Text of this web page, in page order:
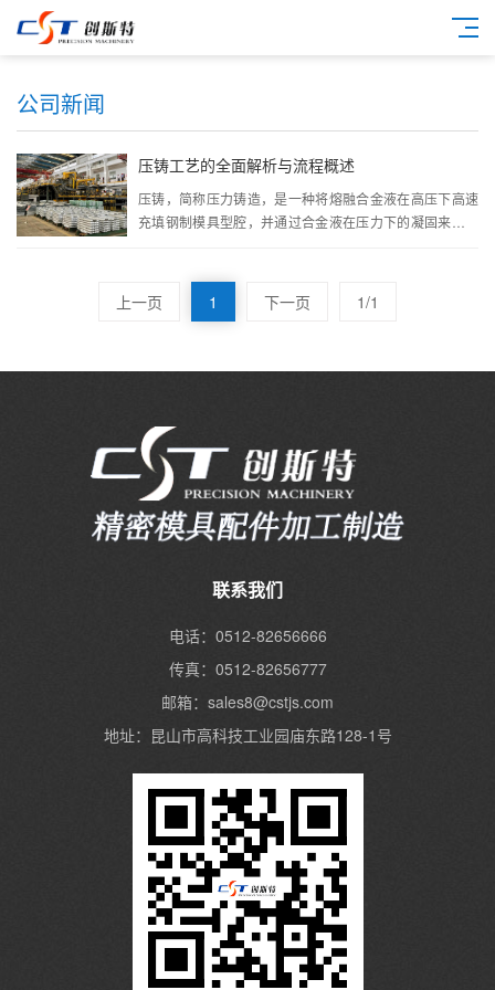
公司新闻
压铸工艺的全面解析与流程概述
压铸，简称压力铸造，是一种将熔融合金液在高压下高速
充填钢制模具型腔，并通过合金液在压力下的凝固来形成
上一页 1 下一页 1/1
联系我们
电话：0512-82656666
传真：0512-82656777
邮箱：sales8@cstjs.com
地址：昆山市高科技工业园庙东路128-1号